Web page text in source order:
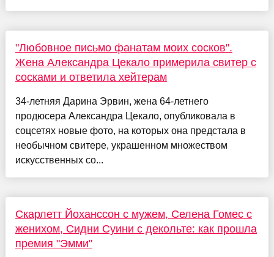
"Любовное письмо фанатам моих сосков".
Жена Александра Цекало примерила свитер с
сосками и ответила хейтерам
34-летняя Дарина Эрвин, жена 64-летнего
продюсера Александра Цекало, опубликовала в
соцсетях новые фото, на которых она предстала в
необычном свитере, украшенном множеством
искусственных со...
Скарлетт Йоханссон с мужем, Селена Гомес с
женихом, Сидни Суини с декольте: как прошла
премия "Эмми"